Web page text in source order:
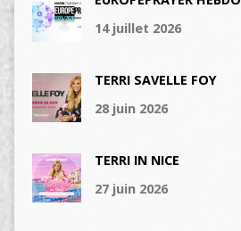
14 juillet 2026
TERRI SAVELLE FOY
28 juin 2026
TERRI IN NICE
27 juin 2026